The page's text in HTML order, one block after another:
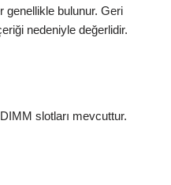
genellikle bulunur. Geri
nedeniyle değerlidir.
slotları mevcuttur.